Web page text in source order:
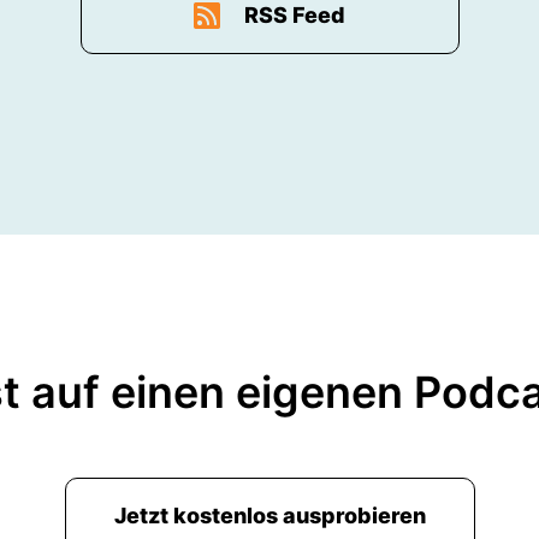
RSS Feed
auf einen eigenen
Jetzt kostenlos ausprobieren